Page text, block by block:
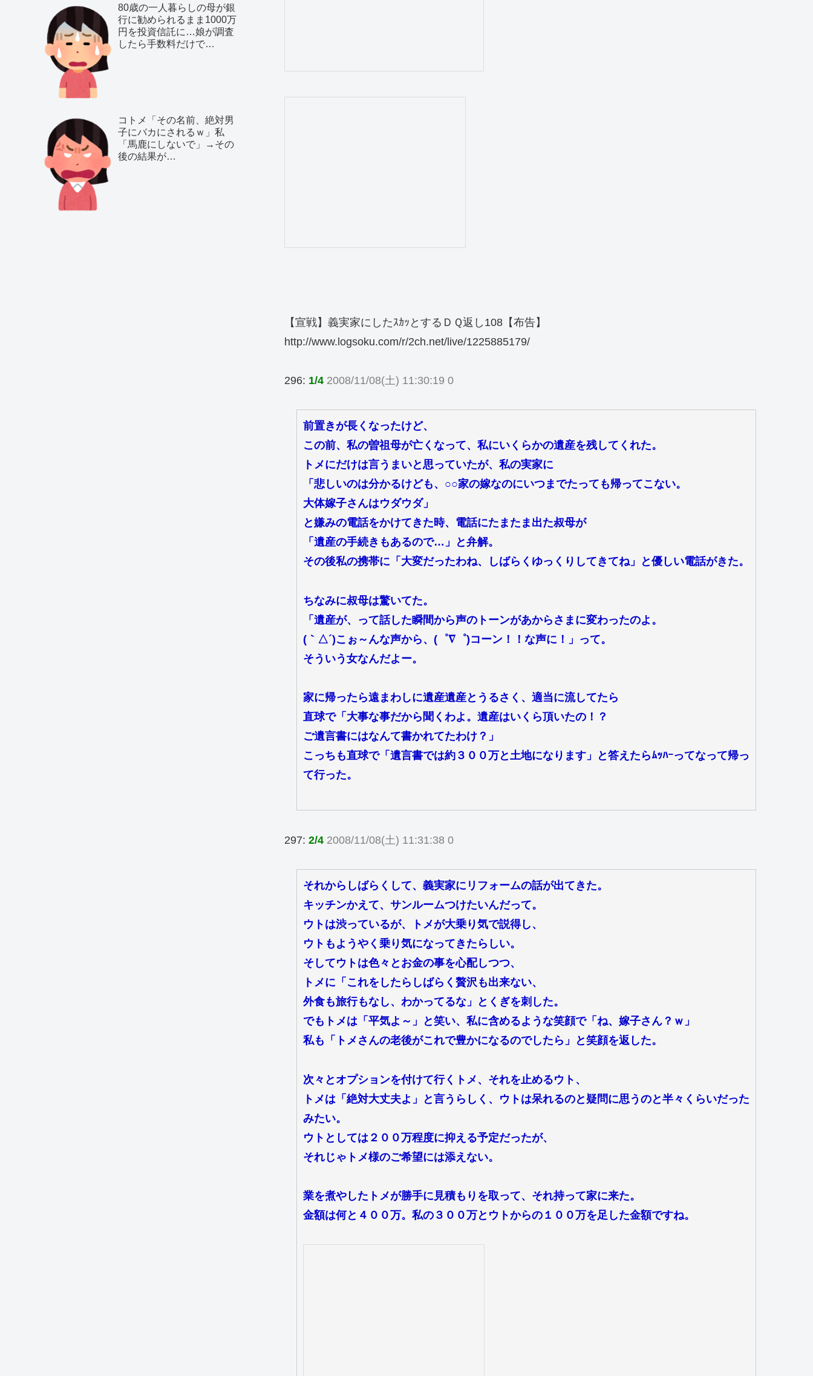
【宣戦】義実家にしたｽｶｯとするＤＱ返し108【布告】
http://www.logsoku.com/r/2ch.net/live/1225885179/
296: 1/4 2008/11/08(土) 11:30:19 0
前置きが長くなったけど、
この前、私の曽祖母が亡くなって、私にいくらかの遺産を残してくれた。
トメにだけは言うまいと思っていたが、私の実家に
「悲しいのは分かるけども、○○家の嫁なのにいつまでたっても帰ってこない。
大体嫁子さんはウダウダ」
と嫌みの電話をかけてきた時、電話にたまたま出た叔母が
「遺産の手続きもあるので…」と弁解。
その後私の携帯に「大変だったわね、しばらくゆっくりしてきてね」と優しい電話がきた。
ちなみに叔母は驚いてた。
「遺産が、って話した瞬間から声のトーンがあからさまに変わったのよ。
(｀△´)こぉ～んな声から、(゜∇゜)コーン！！な声に！」って。
そういう女なんだよー。
家に帰ったら遠まわしに遺産遺産とうるさく、適当に流してたら
直球で「大事な事だから聞くわよ。遺産はいくら頂いたの！？
ご遺言書にはなんて書かれてたわけ？」
こっちも直球で「遺言書では約３００万と土地になります」と答えたらﾑｯﾊｰってなって帰っ
て行った。
297: 2/4 2008/11/08(土) 11:31:38 0
それからしばらくして、義実家にリフォームの話が出てきた。
キッチンかえて、サンルームつけたいんだって。
ウトは渋っているが、トメが大乗り気で説得し、
ウトもようやく乗り気になってきたらしい。
そしてウトは色々とお金の事を心配しつつ、
トメに「これをしたらしばらく贅沢も出来ない、
外食も旅行もなし、わかってるな」とくぎを刺した。
でもトメは「平気よ～」と笑い、私に含めるような笑顔で「ね、嫁子さん？ｗ」
私も「トメさんの老後がこれで豊かになるのでしたら」と笑顔を返した。
次々とオプションを付けて行くトメ、それを止めるウト、
トメは「絶対大丈夫よ」と言うらしく、ウトは呆れるのと疑問に思うのと半々くらいだった
みたい。
ウトとしては２００万程度に抑える予定だったが、
それじゃトメ様のご希望には添えない。
業を煮やしたトメが勝手に見積もりを取って、それ持って家に来た。
金額は何と４００万。私の３００万とウトからの１００万を足した金額ですね。
80歳の一人暮らしの母が銀
行に勧められるまま1000万
円を投資信託に…娘が調査
したら手数料だけで…
コトメ「その名前、絶対男
子にバカにされるｗ」私
「馬鹿にしないで」→その
後の結果が…